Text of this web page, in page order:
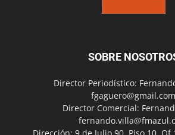
SOBRE
Director Periodístico:
fgaguero@gmail.com
Director Comercial: